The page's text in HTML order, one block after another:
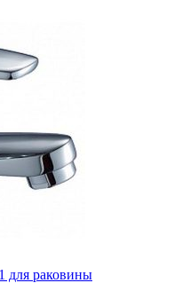
для раковины